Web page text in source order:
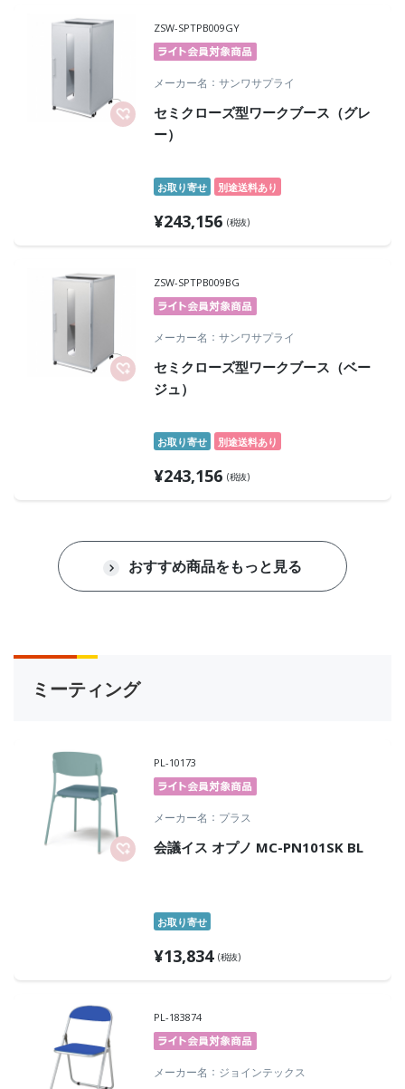
ZSW-SPTPB009GY
メーカー名 サンワサプライ
セミクローズ型ワークブース（グレ
ー）
お取り寄せ 別途送料あり
¥243,156 (税抜)
ZSW-SPTPB009BG
メーカー名 サンワサプライ
セミクローズ型ワークブース（ベー
ジュ）
お取り寄せ 別途送料あり
¥243,156 (税抜)
おすすめ商品をもっと見る
ミーティング
PL-10173
メーカー名 プラス
会議イス オプノ MC-PN101SK BL
お取り寄せ
¥13,834 (税抜)
PL-183874
メーカー名 ジョインテックス